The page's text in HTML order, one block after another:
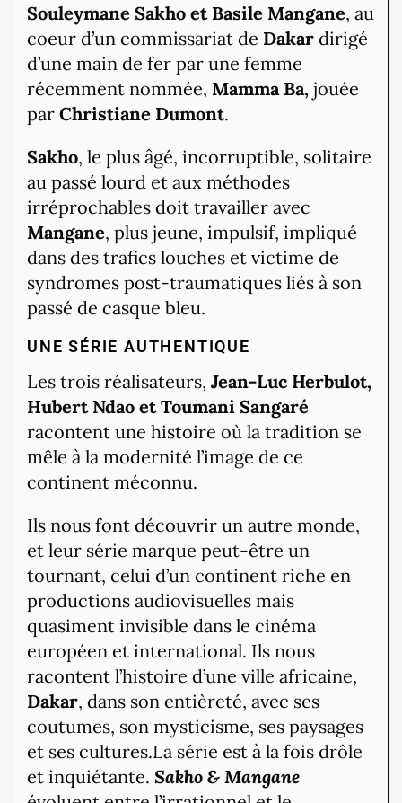
Souleymane Sakho et Basile Mangane, au
coeur d’un commissariat de Dakar dirigé
d’une main de fer par une femme
récemment nommée, Mamma Ba, jouée
par Christiane Dumont.
Sakho, le plus âgé, incorruptible, solitaire
au passé lourd et aux méthodes
irréprochables doit travailler avec
Mangane, plus jeune, impulsif, impliqué
dans des trafics louches et victime de
syndromes post-traumatiques liés à son
passé de casque bleu.
UNE SÉRIE AUTHENTIQUE
Les trois réalisateurs, Jean-Luc Herbulot,
Hubert Ndao et Toumani Sangaré
racontent une histoire où la tradition se
mêle à la modernité l’image de ce
continent méconnu.
Ils nous font découvrir un autre monde,
et leur série marque peut-être un
tournant, celui d’un continent riche en
productions audiovisuelles mais
quasiment invisible dans le cinéma
européen et international. Ils nous
racontent l’histoire d’une ville africaine,
Dakar, dans son entièreté, avec ses
coutumes, son mysticisme, ses paysages
et ses cultures.La série est à la fois drôle
et inquiétante. Sakho & Mangane